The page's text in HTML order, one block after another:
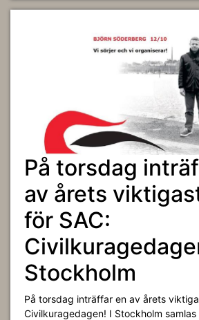
På torsdag
av årets
för SAC:
Stockholm
På torsdag inträffar en av årets
Civilkuragedagen! I Stockholm